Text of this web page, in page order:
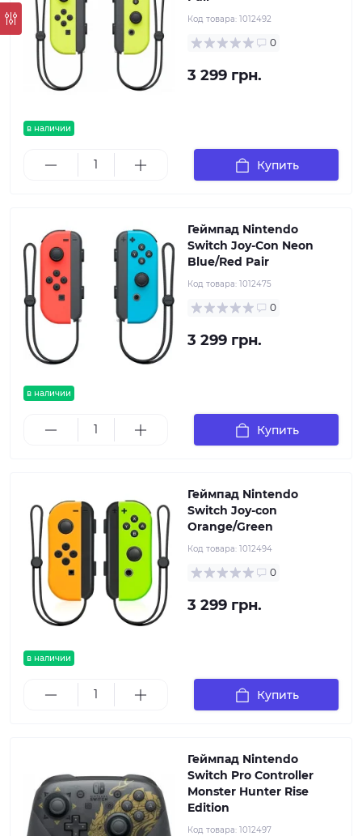
в наличии
Код товара: 1012492
0
3 299 грн.
Купить
в наличии
Геймпад Nintendo
Switch Joy-Con Neon
Blue/Red Pair
Код товара: 1012475
0
3 299 грн.
Купить
в наличии
Геймпад Nintendo
Switch Joy-con
Orange/Green
Код товара: 1012494
0
3 299 грн.
Купить
Геймпад Nintendo
Switch Pro Controller
Monster Hunter Rise
Edition
Код товара: 1012497